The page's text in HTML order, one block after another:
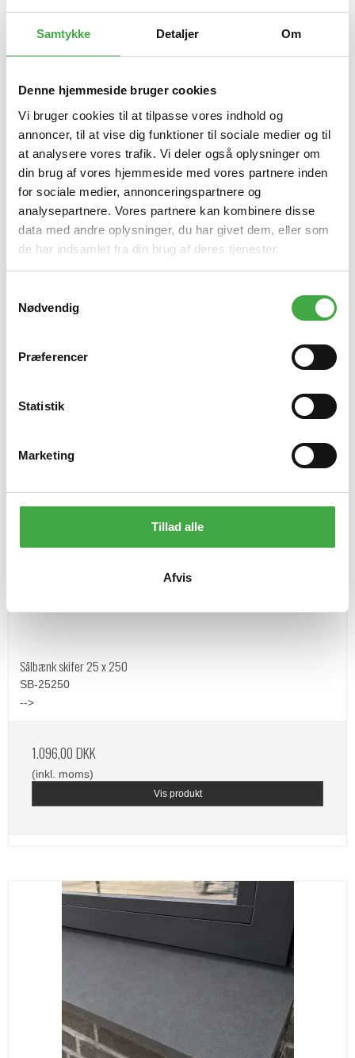
Samtykke Detaljer Om
Denne hjemmeside bruger cookies
Vi bruger cookies til at tilpasse vores indhold og
annoncer, til at vise dig funktioner til sociale medier og til
at analysere vores trafik. Vi deler også oplysninger om
din brug af vores hjemmeside med vores partnere inden
for sociale medier, annonceringspartnere og
analysepartnere. Vores partnere kan kombinere disse
data med andre oplysninger, du har givet dem, eller som
de har indsamlet fra din brug af deres tjenester.
Nødvendig
Præferencer
Statistik
Marketing
Tillad alle
Afvis
Sålbænk skifer 25 x 200
SB-25200
-->
795,00 DKK
Sålbænk skifer 25 x 250
SB-25250
-->
1.096,00 DKK
(inkl. moms)
Vis produkt